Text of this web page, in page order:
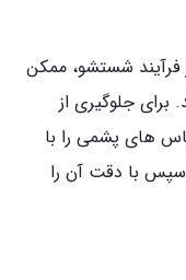
شستشو، ممکن
برای جلوگیری از
های پشمی را با
با دقت آن را